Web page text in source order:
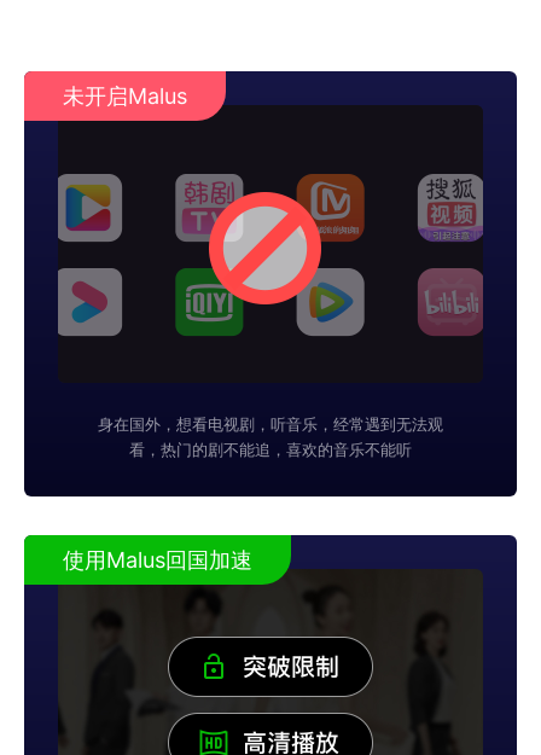
未开启Malus
身在国外，想看电视剧，听音乐，经常遇到无法观
看，热门的剧不能追，喜欢的音乐不能听
使用Malus回国加速